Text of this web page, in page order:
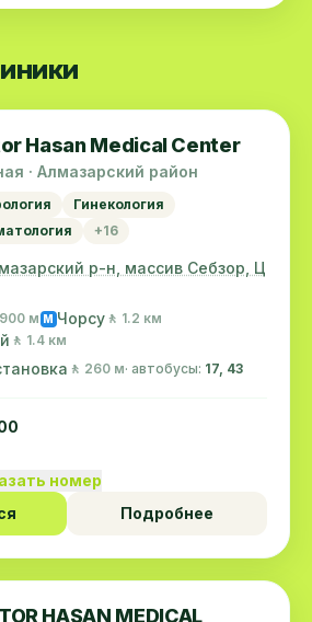
в отделении
в номере потому что
, телевизор ,WiFi все на
цена за этот сервис хорошая.
после того как открыли
ещё лучше. Персонал
, врачи опытные.
стабилизировалось 130/90.
и отдыхом здесь, планирую
на ежегодной
стоит поработать:
услуг ( цены высокие)
инвестору и
соответствует всем цитатам
медика Чарака.
Hasan Medical Center
· Алмазарский район
Гинекология
+16
р-н, массив Себзор, Ц
900 м M Чорсу 🚶 1.2 км
🚶 1.4 км
🚶 260 м· автобусы: 17, 43
номер
Подробнее
HASAN MEDICAL